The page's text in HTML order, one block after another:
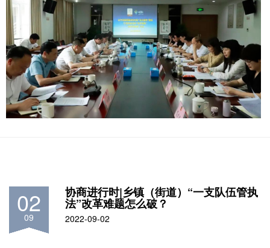
02
09
协商进行时|乡镇（街道）“一支队伍管执
法”改革难题怎么破？
2022-09-02